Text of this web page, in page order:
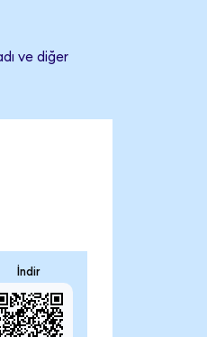
ve diğer
İndir